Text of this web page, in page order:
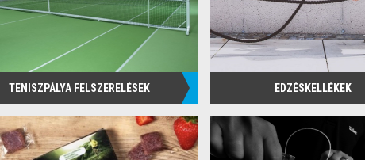
TENISZPÁLYA FELSZERELÉSEK EDZÉSKELLÉKEK